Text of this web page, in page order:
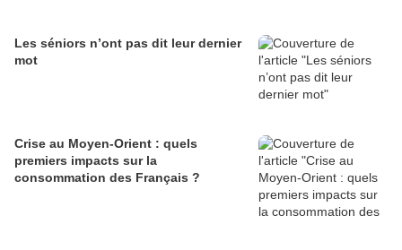
Les séniors n’ont pas dit leur dernier
mot
Crise au Moyen-Orient : quels
premiers impacts sur la
consommation des Français ?